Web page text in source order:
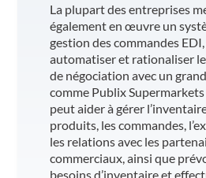
La plupart des entreprises
également en œuvre un
gestion des commandes
automatiser et rationaliser
de négociation avec un
comme Publix Supermarkets
peut aider à gérer
produits, les commandes,
les relations avec les
commerciaux, ainsi que
besoins d’inventaire et